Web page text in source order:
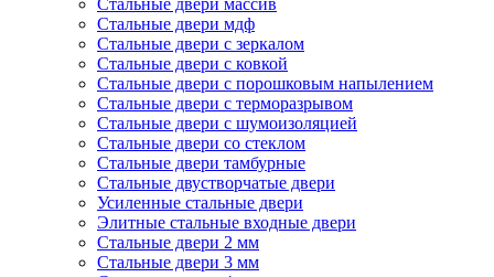
Стальные двери массив
Стальные двери мдф
Стальные двери с зеркалом
Стальные двери с ковкой
Стальные двери с порошковым напылением
Стальные двери с терморазрывом
Стальные двери с шумоизоляцией
Стальные двери со стеклом
Стальные двери тамбурные
Стальные двустворчатые двери
Усиленные стальные двери
Элитные стальные входные двери
Стальные двери 2 мм
Стальные двери 3 мм